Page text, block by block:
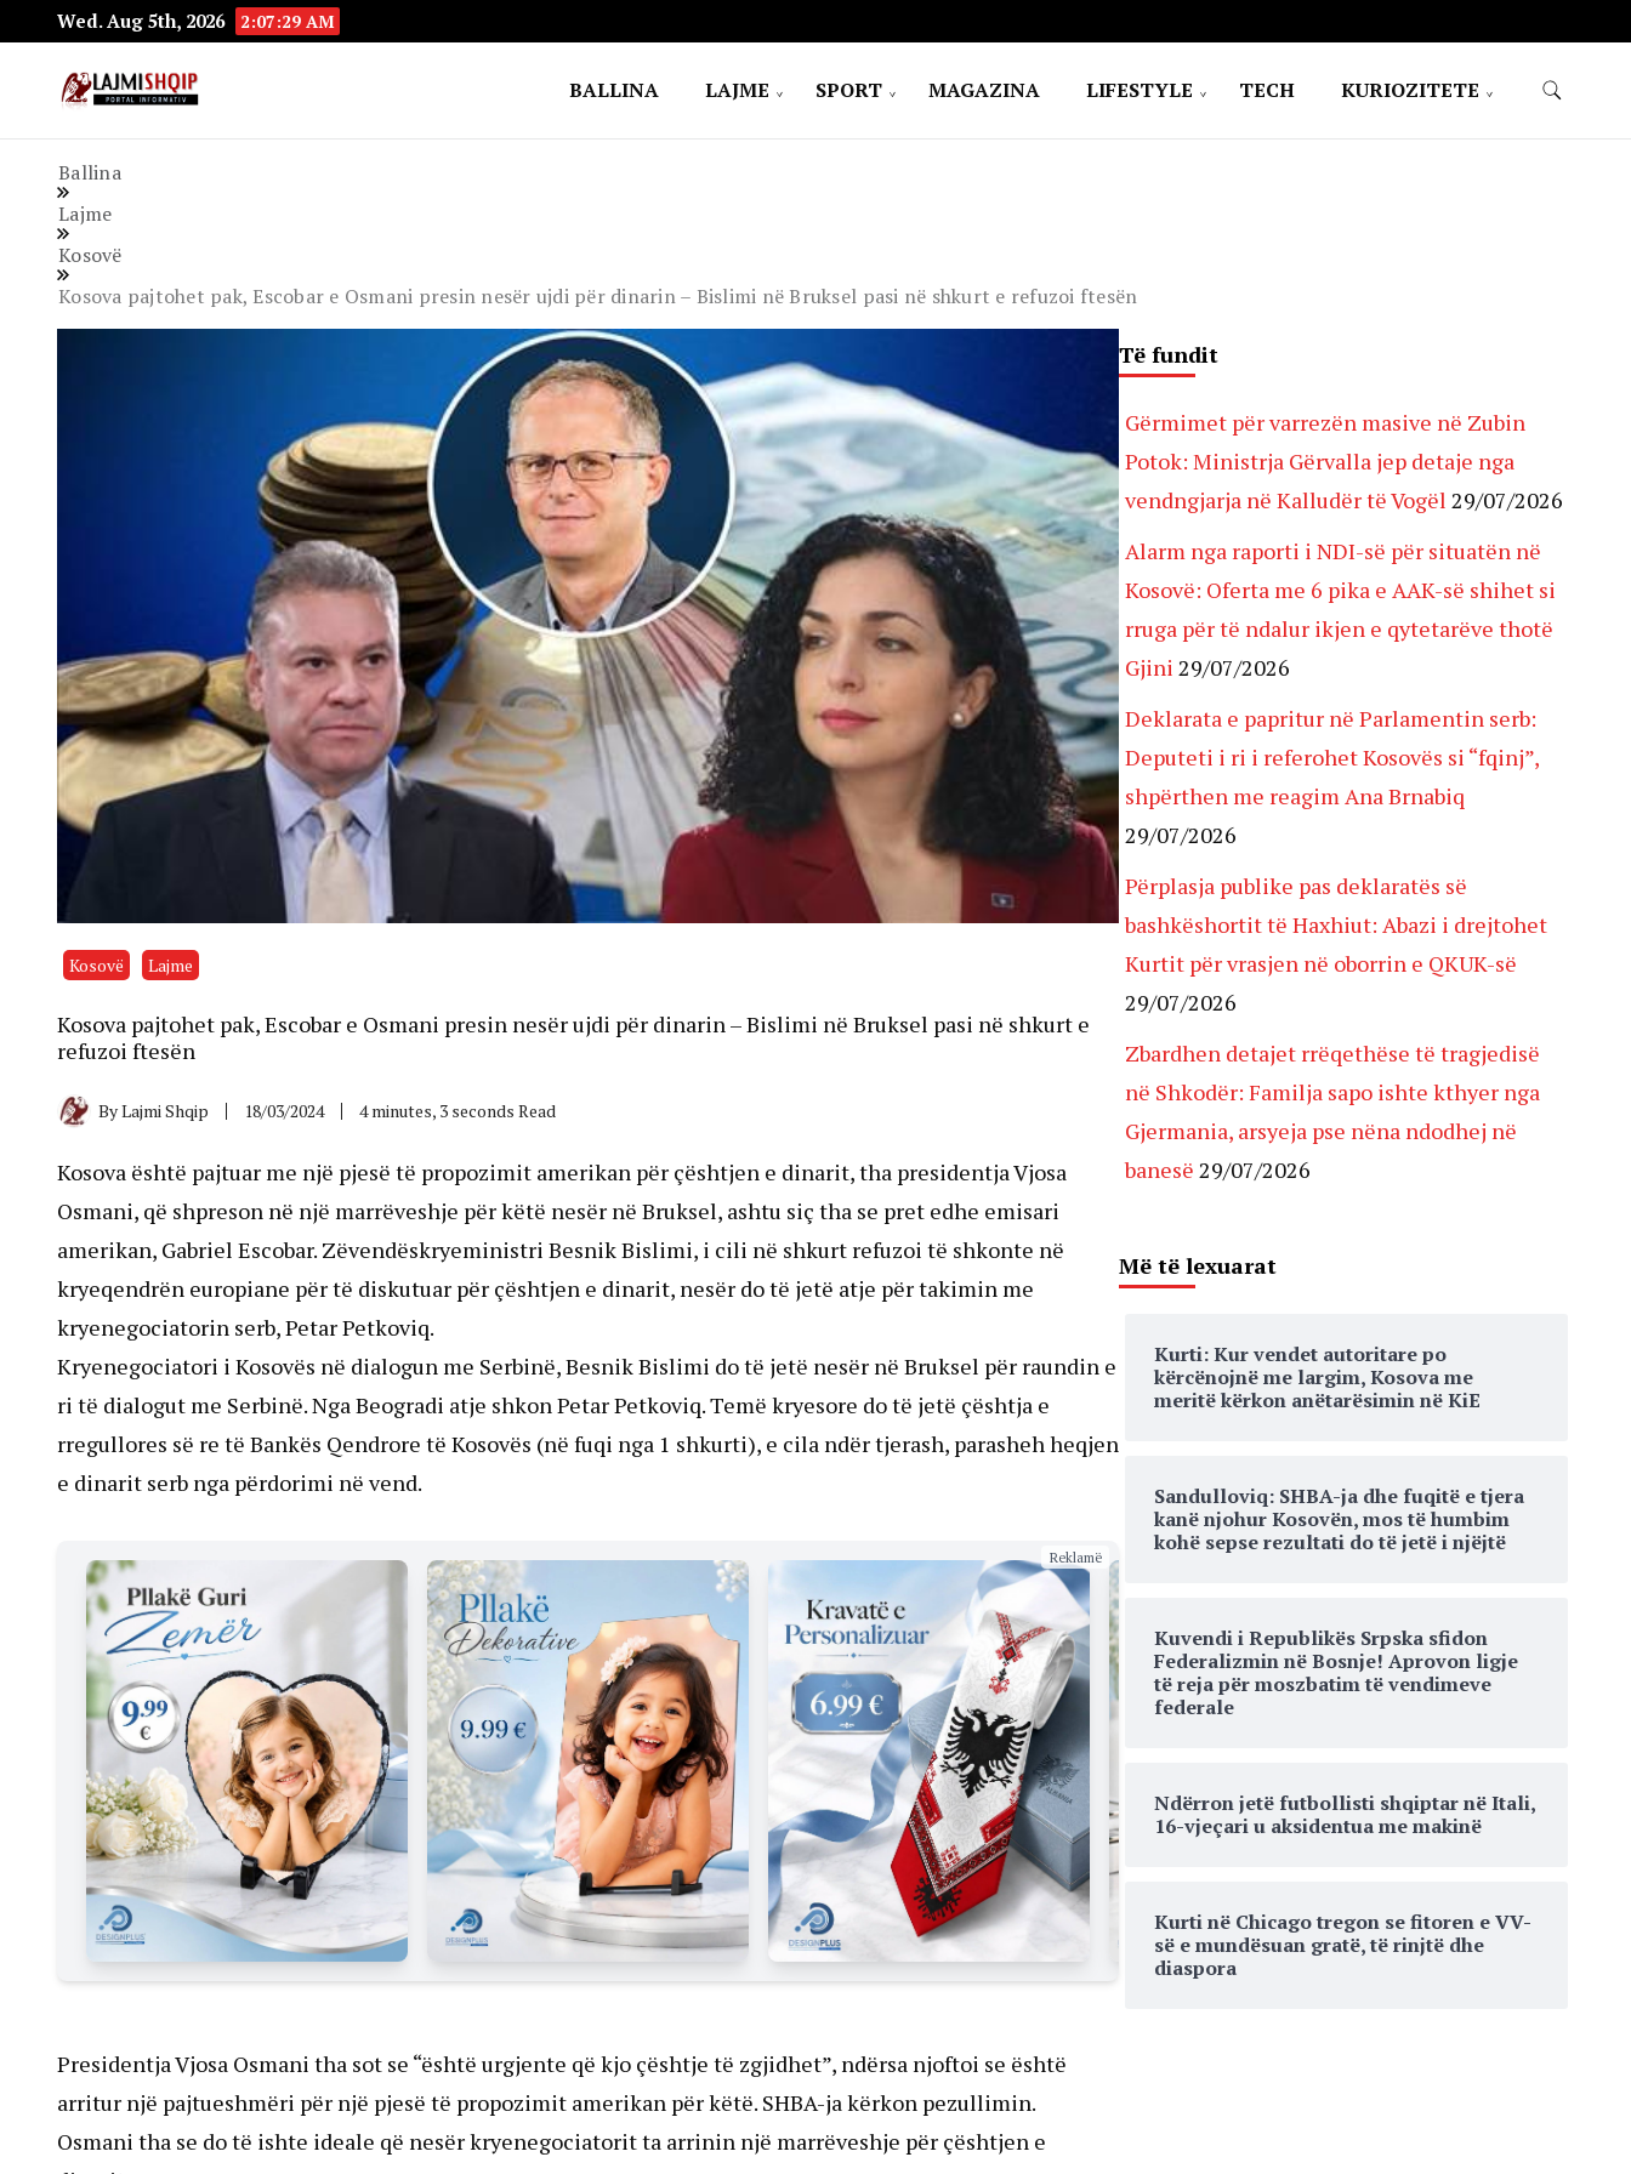
Wed. Aug 5th, 2026 2:07:31 AM
BALLINA LAJME SPORT MAGAZINA LIFESTYLE TECH KURIOZITETE
Ballina
Lajme
Kosovë
Kosova pajtohet pak, Escobar e Osmani presin nesër ujdi për dinarin – Bislimi në Bruksel pasi në shkurt e refuzoi ftesën
Kosovë Lajme
Kosova pajtohet pak, Escobar e Osmani presin nesër ujdi për dinarin – Bislimi në Bruksel pasi në shkurt e
refuzoi ftesën
ByLajmi Shqip 18/03/2024 4 minutes, 3 seconds Read
Kosova është pajtuar me një pjesë të propozimit amerikan për çështjen e dinarit, tha presidentja Vjosa
Osmani, që shpreson në një marrëveshje për këtë nesër në Bruksel, ashtu siç tha se pret edhe emisari
amerikan, Gabriel Escobar. Zëvendëskryeministri Besnik Bislimi, i cili në shkurt refuzoi të shkonte në
kryeqendrën europiane për të diskutuar për çështjen e dinarit, nesër do të jetë atje për takimin me
kryenegociatorin serb, Petar Petkoviq.
Kryenegociatori i Kosovës në dialogun me Serbinë, Besnik Bislimi do të jetë nesër në Bruksel për raundin e
ri të dialogut me Serbinë. Nga Beogradi atje shkon Petar Petkoviq. Temë kryesore do të jetë çështja e
rregullores së re të Bankës Qendrore të Kosovës (në fuqi nga 1 shkurti), e cila ndër tjerash, parasheh heqjen
e dinarit serb nga përdorimi në vend.
Reklamë
Presidentja Vjosa Osmani tha sot se “është urgjente që kjo çështje të zgjidhet”, ndërsa njoftoi se është
arritur një pajtueshmëri për një pjesë të propozimit amerikan për këtë. SHBA-ja kërkon pezullimin.
Osmani tha se do të ishte ideale që nesër kryenegociatorit ta arrinin një marrëveshje për çështjen e
Të fundit
Gërmimet për varrezën masive në Zubin
Potok: Ministrja Gërvalla jep detaje nga
vendngjarja në Kalludër të Vogël 29/07/2026
Alarm nga raporti i NDI-së për situatën në
Kosovë: Oferta me 6 pika e AAK-së shihet si
rruga për të ndalur ikjen e qytetarëve thotë
Gjini 29/07/2026
Deklarata e papritur në Parlamentin serb:
Deputeti i ri i referohet Kosovës si “fqinj”,
shpërthen me reagim Ana Brnabiq
29/07/2026
Përplasja publike pas deklaratës së
bashkëshortit të Haxhiut: Abazi i drejtohet
Kurtit për vrasjen në oborrin e QKUK-së
29/07/2026
Zbardhen detajet rrëqethëse të tragjedisë
në Shkodër: Familja sapo ishte kthyer nga
Gjermania, arsyeja pse nëna ndodhej në
banesë 29/07/2026
Më të lexuarat
Kurti: Kur vendet autoritare po
kërcënojnë me largim, Kosova me
meritë kërkon anëtarësimin në KiE
Sandulloviq: SHBA-ja dhe fuqitë e tjera
kanë njohur Kosovën, mos të humbim
kohë sepse rezultati do të jetë i njëjtë
Kuvendi i Republikës Srpska sfidon
Federalizmin në Bosnje! Aprovon ligje
të reja për moszbatim të vendimeve
federale
Ndërron jetë futbollisti shqiptar në Itali,
16-vjeçari u aksidentua me makinë
Kurti në Chicago tregon se fitoren e VV-
së e mundësuan gratë, të rinjtë dhe
diaspora